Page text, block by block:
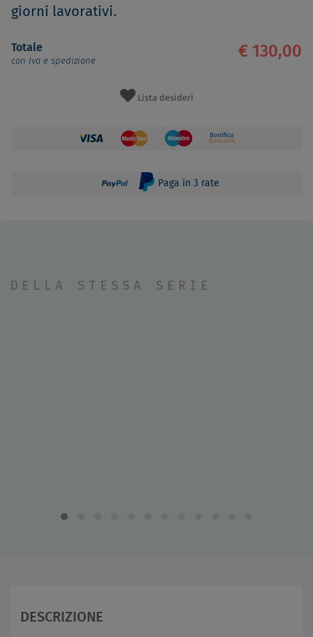
giorni lavorativi.
Totale
con Iva e spedizione
€ 130,00
Lista desideri
Paga in 3 rate
DELLA STESSA SERIE
DESCRIZIONE